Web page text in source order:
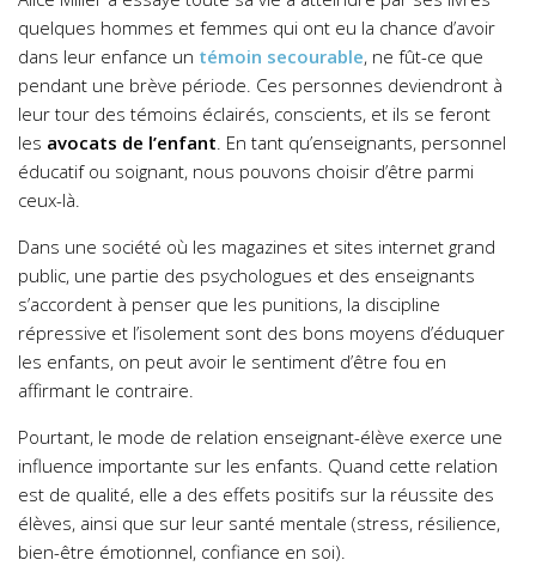
quelques hommes et femmes qui ont eu la chance d’avoir
dans leur enfance un témoin secourable, ne fût-ce que
pendant une brève période. Ces personnes deviendront à
leur tour des témoins éclairés, conscients, et ils se feront
les avocats de l’enfant. En tant qu’enseignants, personnel
éducatif ou soignant, nous pouvons choisir d’être parmi
ceux-là.
Dans une société où les magazines et sites internet grand
public, une partie des psychologues et des enseignants
s’accordent à penser que les punitions, la discipline
répressive et l’isolement sont des bons moyens d’éduquer
les enfants, on peut avoir le sentiment d’être fou en
affirmant le contraire.
Pourtant, le mode de relation enseignant-élève exerce une
influence importante sur les enfants. Quand cette relation
est de qualité, elle a des effets positifs sur la réussite des
élèves, ainsi que sur leur santé mentale (stress, résilience,
bien-être émotionnel, confiance en soi).